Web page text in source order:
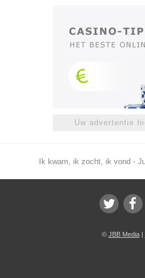
Uw advertentie
Ik kwam, ik zocht, ik vond -
© JBB Media|